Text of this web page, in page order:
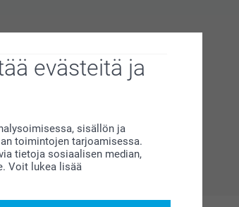
evästeitä ja
sisällön ja
toimintojen tarjoamisessa.
tietoja sosiaalisen median,
Voit lukea lisää